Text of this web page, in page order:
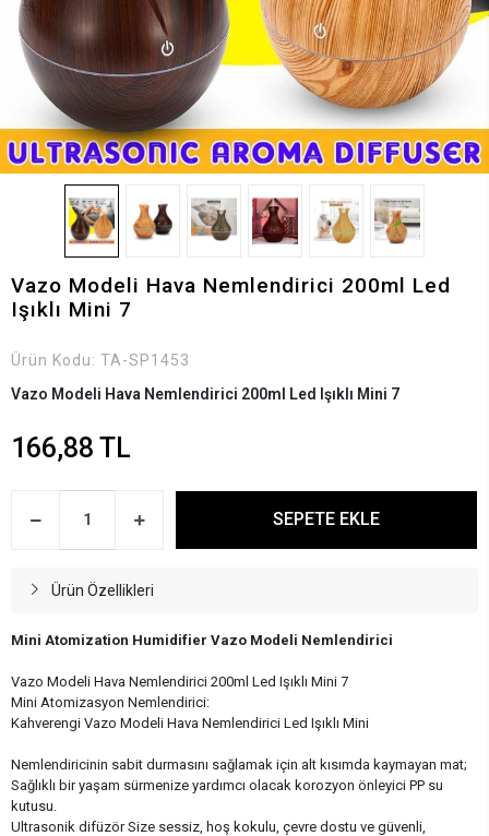
Vazo Modeli Hava Nemlendirici 200ml Led
Işıklı Mini 7
Ürün Kodu: TA-SP1453
Vazo Modeli Hava Nemlendirici 200ml Led Işıklı Mini 7
166,88 TL
SEPETE EKLE
Ürün Özellikleri
Mini Atomization Humidifier Vazo Modeli Nemlendirici
Vazo Modeli Hava Nemlendirici 200ml Led Işıklı Mini 7
Mini Atomizasyon Nemlendirici:
Kahverengi Vazo Modeli Hava Nemlendirici Led Işıklı Mini
Nemlendiricinin sabit durmasını sağlamak için alt kısımda kaymayan mat;
Sağlıklı bir yaşam sürmenize yardımcı olacak korozyon önleyici PP su
kutusu.
Ultrasonik difüzör Size sessiz, hoş kokulu, çevre dostu ve güvenli,